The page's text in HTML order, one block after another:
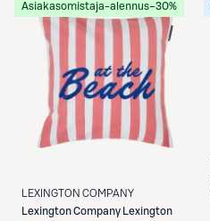
Asiakasomistaja-alennus−30%
LEXINGTON COMPANY
Lexington Company
Lexington